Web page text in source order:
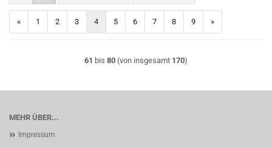
« 1 2 3 4 5 6 7 8 9 »
61 bis 80 (von insgesamt 170)
MEHR ÜBER...
Impressum